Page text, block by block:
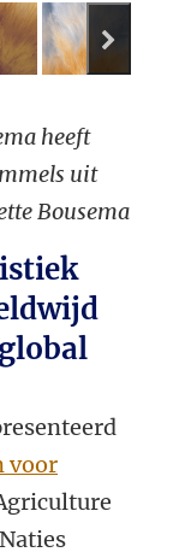
3 4
heeft
uit
Bousema
voor